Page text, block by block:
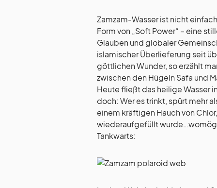
Zamzam-Wasser ist nicht
Form von „Soft Power“ – eine
Glauben und globaler
islamischer Überlieferung seit
göttlichen Wunder, so erzählt
zwischen den Hügeln Safa und
Heute fließt das heilige Wasser
doch: Wer es trinkt, spürt mehr
einem kräftigen Hauch von
wiederaufgefüllt
Tankwarts: